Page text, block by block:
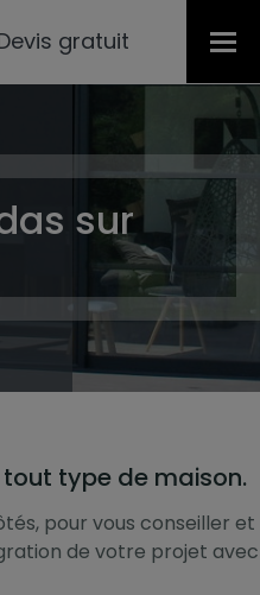
gratuit
sur
type de maison.
pour vous conseiller et
de votre projet avec